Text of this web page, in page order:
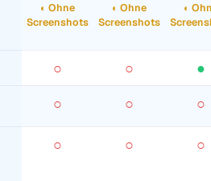
◐ Ohne
Screenshots
◐ Ohne
Screenshots
◐
○ ○ ●
○ ○ ○
○ ○ ○